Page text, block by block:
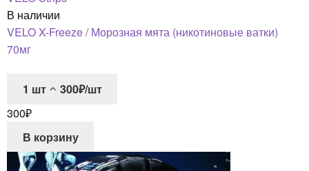
В наличии
VELO X-Freeze / Морозная мята (никотиновые ватки)
70мг
1 шт
300₽/шт
300₽
В корзину